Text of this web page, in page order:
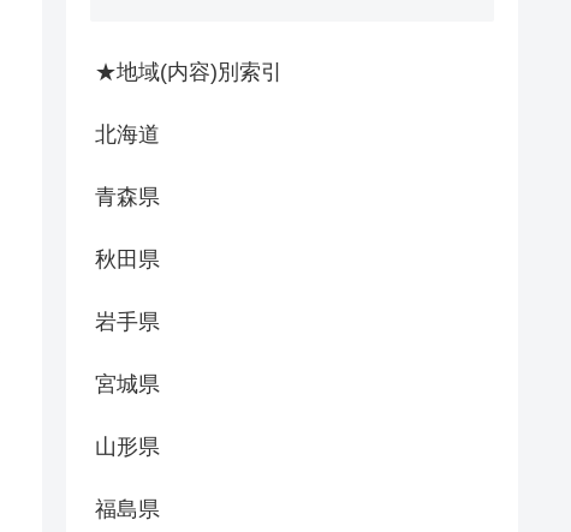
★地域(内容)別索引
北海道
青森県
秋田県
岩手県
宮城県
山形県
福島県